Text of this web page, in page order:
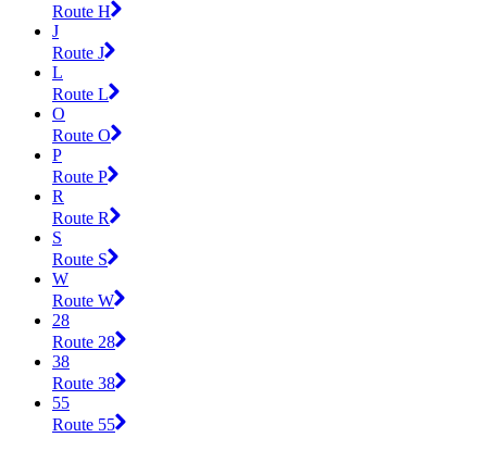
Route H
J
Route J
L
Route L
O
Route O
P
Route P
R
Route R
S
Route S
W
Route W
28
Route 28
38
Route 38
55
Route 55